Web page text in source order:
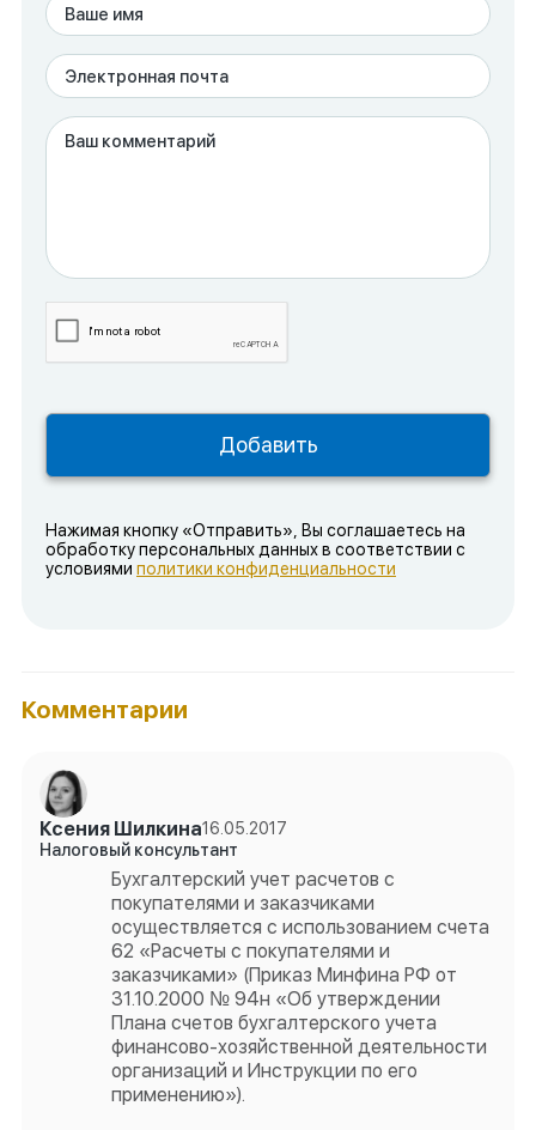
Нажимая кнопку «Отправить», Вы соглашаетесь на
обработку персональных данных в соответствии с
условиями политики конфиденциальности
Комментарии
Ксения Шилкина16.05.2017
Налоговый консультант
Бухгалтерский учет расчетов с
покупателями и заказчиками
осуществляется с использованием счета
62 «Расчеты с покупателями и
заказчиками» (Приказ Минфина РФ от
31.10.2000 № 94н «Об утверждении
Плана счетов бухгалтерского учета
финансово-хозяйственной деятельности
организаций и Инструкции по его
применению»).